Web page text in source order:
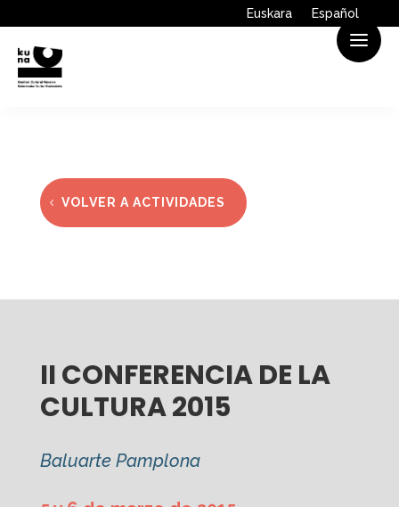
Euskara Español
VOLVER A ACTIVIDADES
II CONFERENCIA DE LA
CULTURA 2015
Baluarte Pamplona